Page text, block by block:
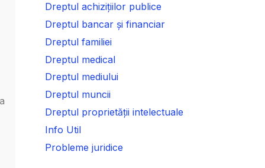
Dreptul achizițiilor publice
Dreptul bancar și financiar
Dreptul familiei
Dreptul medical
Dreptul mediului
Dreptul muncii
Dreptul proprietății intelectuale
Info Util
Probleme juridice